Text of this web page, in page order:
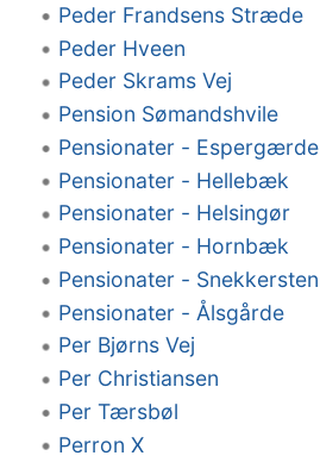
Peder Frandsens Stræde
Peder Hveen
Peder Skrams Vej
Pension Sømandshvile
Pensionater - Espergærde
Pensionater - Hellebæk
Pensionater - Helsingør
Pensionater - Hornbæk
Pensionater - Snekkersten
Pensionater - Ålsgårde
Per Bjørns Vej
Per Christiansen
Per Tærsbøl
Perron X